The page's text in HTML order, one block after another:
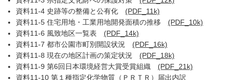
資料11-4 史跡等の整備と公有化 (PDF_11k)
資料11-5 住宅用地・工業用地開発面積の推移 (PDF_10k)
資料11-6 風致地区一覧表 (PDF_14k)
資料11-7 都市公園市町別開設状況 (PDF_16k)
資料11-8 現在の地区計画の策定状況 (PDF_18k)
資料11-9 第6回日本環境経営大賞受賞組織 (PDF_21k)
資料11-10 第１種指定化学物質（ＰＲＴＲ）届出内訳